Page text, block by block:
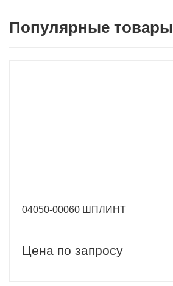
Популярные товары
04050-00060 ШПЛИНТ
Цена по запросу